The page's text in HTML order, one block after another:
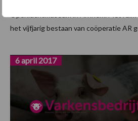
het vijfjarig bestaan van coöperatie AR
6 april 2017